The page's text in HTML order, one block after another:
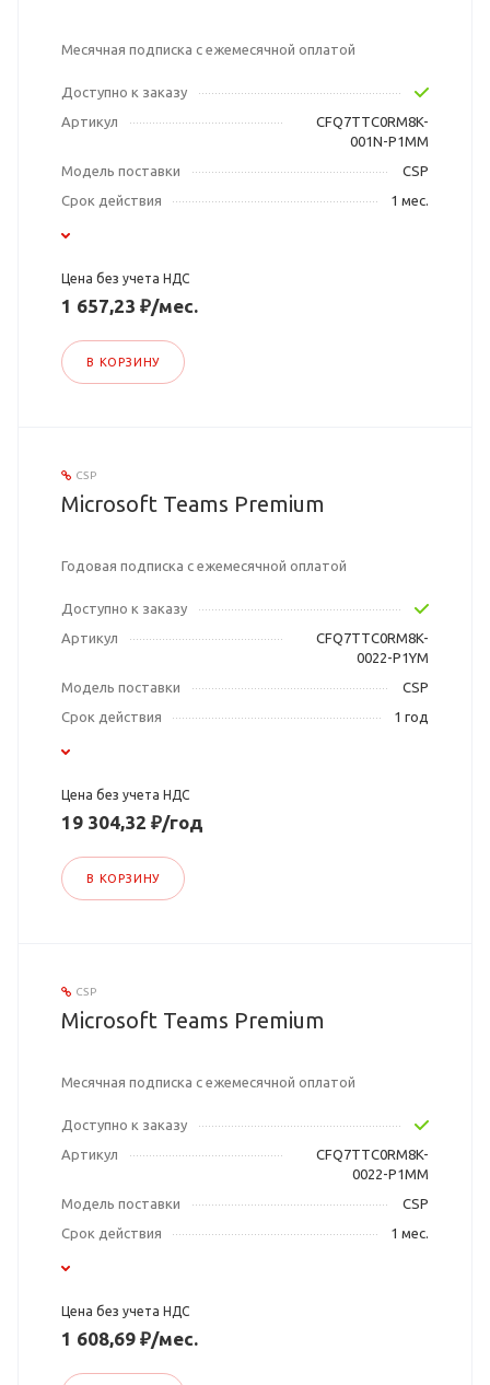
Месячная подписка с ежемесячной оплатой
Доступно к заказу
Артикул
CFQ7TTC0RM8K-
001N-P1MM
Модель поставки
CSP
Срок действия
1 мес.
Цена без учета НДС
1 657,23 ₽/мес.
В КОРЗИНУ
CSP
Microsoft Teams Premium
Годовая подписка с ежемесячной оплатой
Доступно к заказу
Артикул
CFQ7TTC0RM8K-
0022-P1YM
Модель поставки
CSP
Срок действия
1 год
Цена без учета НДС
19 304,32 ₽/год
В КОРЗИНУ
CSP
Microsoft Teams Premium
Месячная подписка с ежемесячной оплатой
Доступно к заказу
Артикул
CFQ7TTC0RM8K-
0022-P1MM
Модель поставки
CSP
Срок действия
1 мес.
Цена без учета НДС
1 608,69 ₽/мес.